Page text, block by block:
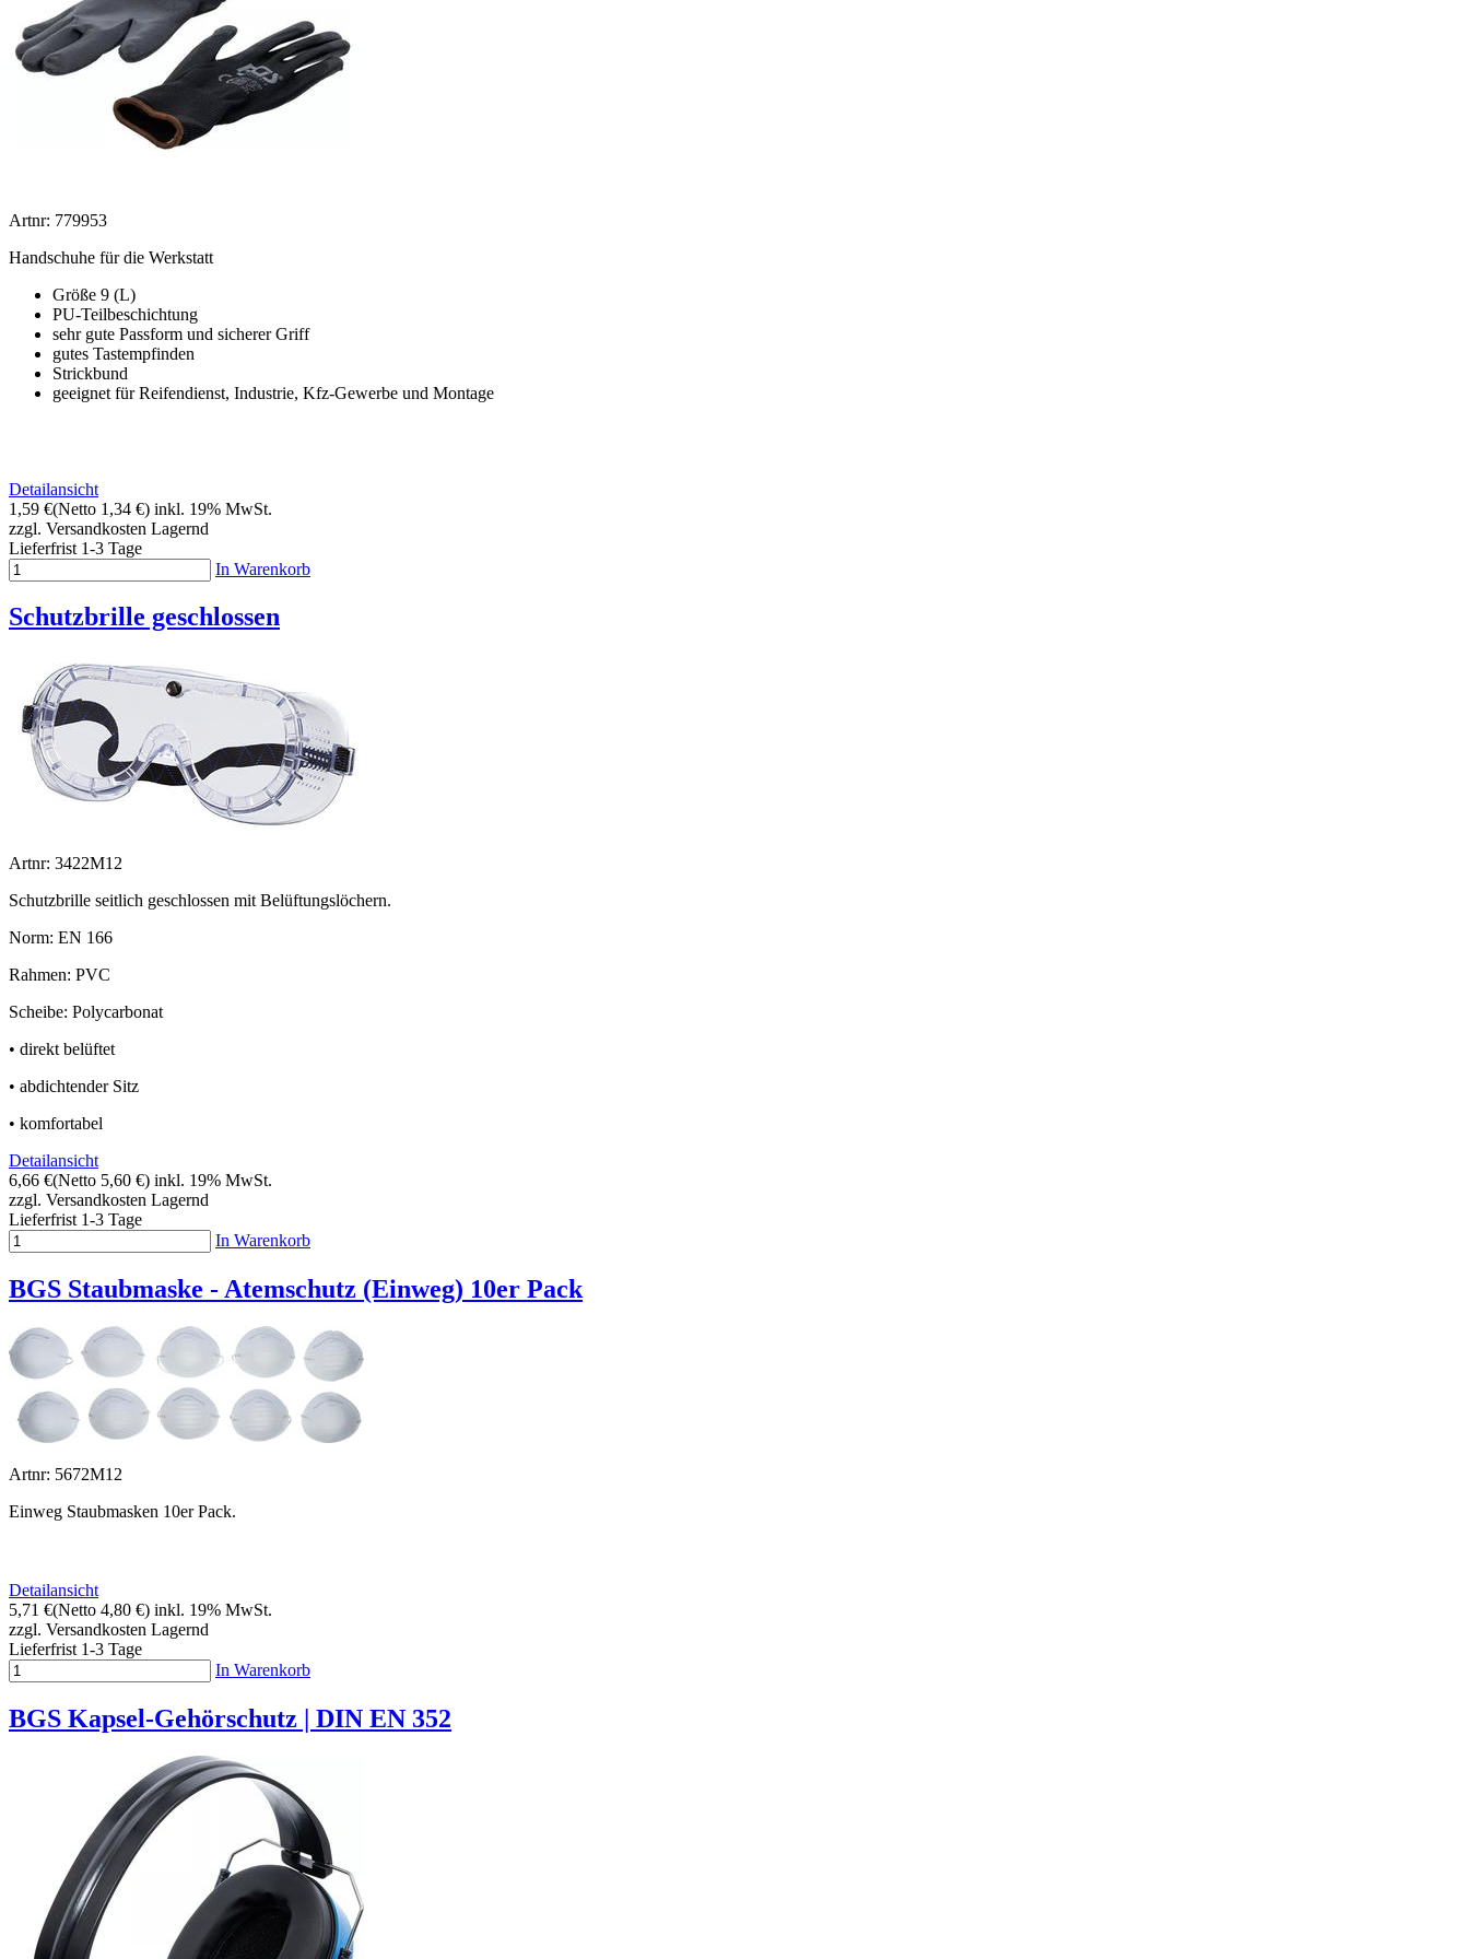
Artnr: 779953
Handschuhe für die Werkstatt
Größe 9 (L)
PU-Teilbeschichtung
sehr gute Passform und sicherer Griff
gutes Tastempfinden
Strickbund
geeignet für Reifendienst, Industrie, Kfz-Gewerbe und Montage
Detailansicht
1,59 €(Netto 1,34 €) inkl. 19% MwSt.
zzgl. Versandkosten Lagernd
Lieferfrist 1-3 Tage
In Warenkorb
Schutzbrille geschlossen
Artnr: 3422M12
Schutzbrille seitlich geschlossen mit Belüftungslöchern.
Norm: EN 166
Rahmen: PVC
Scheibe: Polycarbonat
• direkt belüftet
• abdichtender Sitz
• komfortabel
Detailansicht
6,66 €(Netto 5,60 €) inkl. 19% MwSt.
zzgl. Versandkosten Lagernd
Lieferfrist 1-3 Tage
In Warenkorb
BGS Staubmaske - Atemschutz (Einweg) 10er Pack
Artnr: 5672M12
Einweg Staubmasken 10er Pack.
Detailansicht
5,71 €(Netto 4,80 €) inkl. 19% MwSt.
zzgl. Versandkosten Lagernd
Lieferfrist 1-3 Tage
In Warenkorb
BGS Kapsel-Gehörschutz | DIN EN 352